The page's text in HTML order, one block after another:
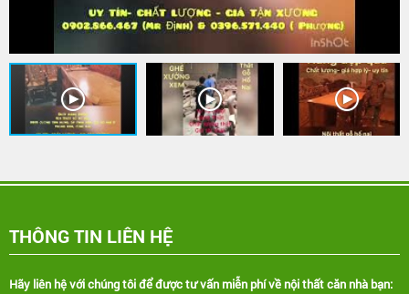
THÔNG TIN LIÊN HỆ
Hãy liên hệ với chúng tôi để được tư vấn miễn phí về nội thất căn nhà bạn: